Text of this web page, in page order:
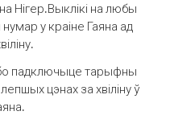
Нігер.Выклікі на любы
у краіне Гаяна ад
падключыце тарыфны
цэнах за хвіліну ў